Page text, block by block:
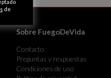
de
Sobre FuegoDeVida
Contacto
Preguntas y respuestas
Condiciones de uso